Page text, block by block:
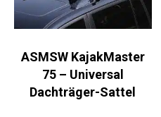
ASMSW KajakMaster
75 – Universal
Dachträger-Sattel